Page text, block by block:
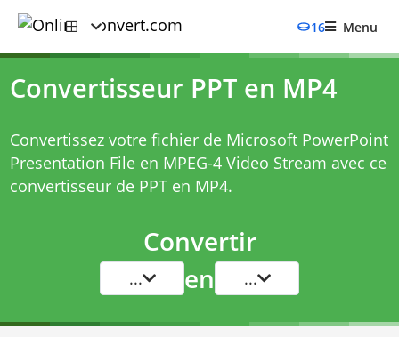
16 Menu
Convertisseur PPT en MP4
Convertissez votre fichier de Microsoft PowerPoint
Presentation File en MPEG-4 Video Stream avec ce
convertisseur de PPT en MP4.
Convertir
... en ...